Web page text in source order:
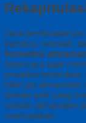
Jasa pembuatan
kampus, sekolah,
konveksi
tepercaya agar
produksi
bikin jas almamater
desain unik yang
vendor almamater
memuaskan